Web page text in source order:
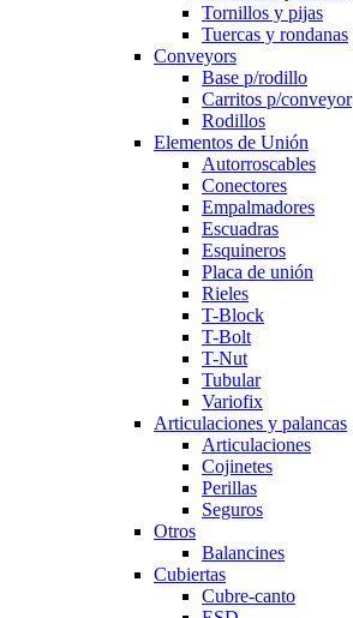
Tornillos y pijas
Tuercas y rondanas
Conveyors
Base p/rodillo
Carritos p/conveyor
Rodillos
Elementos de Unión
Autorroscables
Conectores
Empalmadores
Escuadras
Esquineros
Placa de unión
Rieles
T-Block
T-Bolt
T-Nut
Tubular
Variofix
Articulaciones y palancas
Articulaciones
Cojinetes
Perillas
Seguros
Otros
Balancines
Cubiertas
Cubre-canto